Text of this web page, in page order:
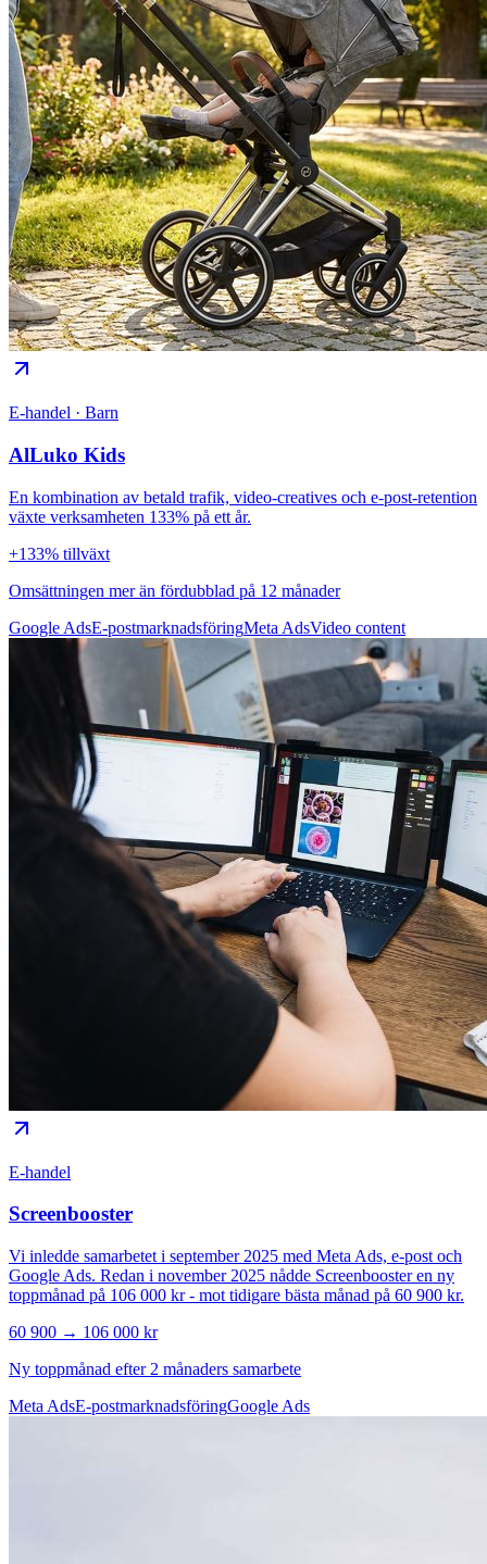
E-handel · Barn
AlLuko Kids
En kombination av betald trafik, video-creatives och e-post-retention
växte verksamheten 133% på ett år.
+133% tillväxt
Omsättningen mer än fördubblad på 12 månader
Google AdsE-postmarknadsföringMeta AdsVideo content
E-handel
Screenbooster
Vi inledde samarbetet i september 2025 med Meta Ads, e-post och
Google Ads. Redan i november 2025 nådde Screenbooster en ny
toppmånad på 106 000 kr - mot tidigare bästa månad på 60 900 kr.
60 900 → 106 000 kr
Ny toppmånad efter 2 månaders samarbete
Meta AdsE-postmarknadsföringGoogle Ads